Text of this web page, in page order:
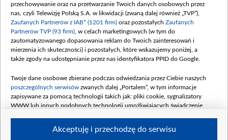
Dofinansowanie 48 862 000,00 PLN
Data podpisania umowy: GRUDZIEŃ 2025
(wpłata grudzień 60,548 mln)
Dofinansowanie 900 000 000,00 PLN
Data podpisania umowy: LUTY 2026 (wpłata
kwiecień 180 mln, 7 maja 180 mln, 8
czerwca 90 mln)
Dofinansowanie 250 000 000,00 PLN
4 sierpnia 250 mln
przechowywanie oraz na przetwarzanie Twoich danych osobowych przez
nas, czyli Telewizję Polską S.A. w likwidacji (zwaną dalej również „TVP”),
Zaufanych Partnerów z IAB* (1201 firm) oraz pozostałych Zaufanych
Partnerów TVP (93 firm) , w celach marketingowych (w tym do
zautomatyzowanego dopasowania reklam do Twoich zainteresowań i
mierzenia ich skuteczności) i pozostałych, które wskazujemy poniżej, a
także zgody na udostępnianie przez nas identyfikatora PPID do Google.
Twoje dane osobowe zbierane podczas odwiedzania przez Ciebie naszych
poszczególnych serwisów zwanych dalej „Portalem”, w tym informacje
zapisywane za pomocą technologii takich jak: pliki cookie, sygnalizatory
WWW lub innych podobnych technologii umożliwiających świadczenie
Akceptuję i przechodzę do serwisu